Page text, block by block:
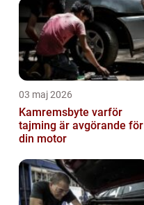
03 maj 2026
Kamremsbyte varför
tajming är avgörande för
din motor